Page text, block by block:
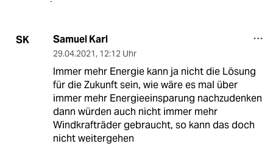
SK Samuel Karl
29.04.2021, 12:12 Uhr
Immer mehr Energie kann ja nicht die Lösung
für die Zukunft sein, wie wäre es mal über
immer mehr Energieeinsparung nachzudenken
dann würden auch nicht immer mehr
Windkrafträder gebraucht, so kann das doch
nicht weitergehen